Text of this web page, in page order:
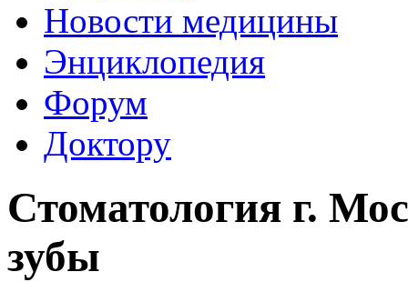
Новости медицины
Энциклопедия
Форум
Доктору
Стоматология г.
зубы